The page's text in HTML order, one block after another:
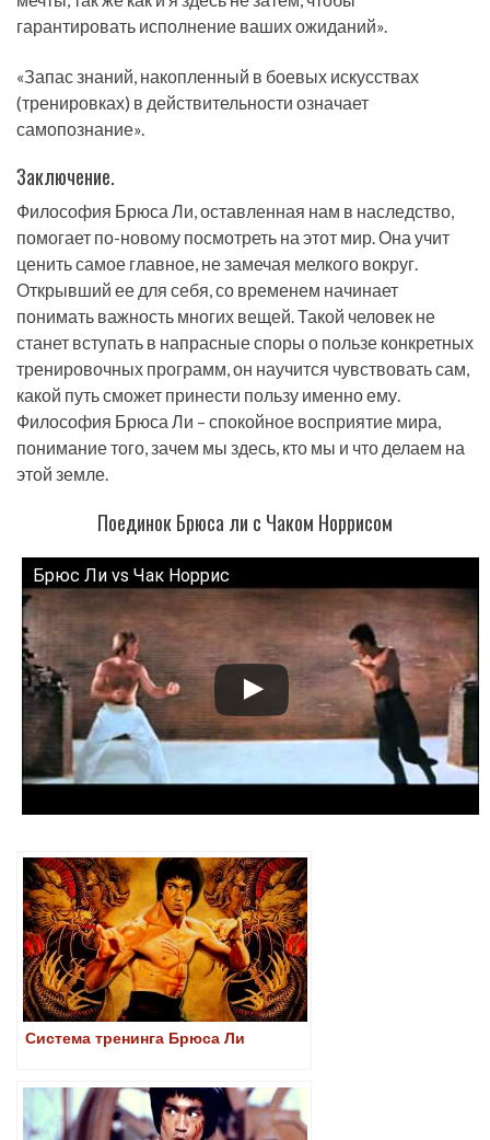
гарантировать исполнение ваших ожиданий».
«Запас знаний, накопленный в боевых искусствах
(тренировках) в действительности означает
самопознание».
Заключение.
Философия Брюса Ли, оставленная нам в наследство,
помогает по-новому посмотреть на этот мир. Она учит
ценить самое главное, не замечая мелкого вокруг.
Открывший ее для себя, со временем начинает
понимать важность многих вещей. Такой человек не
станет вступать в напрасные споры о пользе конкретных
тренировочных программ, он научится чувствовать сам,
какой путь сможет принести пользу именно ему.
Философия Брюса Ли – спокойное восприятие мира,
понимание того, зачем мы здесь, кто мы и что делаем на
этой земле.
Поединок Брюса ли с Чаком Норрисом
Брюс Ли vs Чак Норрис
Смотрите это видео на YouTube
Система тренинга Брюса Ли